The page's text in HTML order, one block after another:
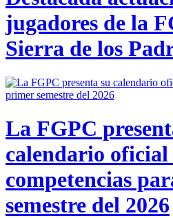
jugadores de la
Sierra de los
La FGPC
calendario oficial
competencias
semestre del 2026